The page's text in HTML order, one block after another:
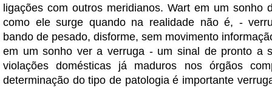
ligações com outros meridianos. Wart em um sonho
como ele surge quando na realidade não é, -
bando de pesado, disforme, sem movimento
em um sonho ver a verruga - um sinal de pronto a
violações domésticas já maduros nos órgãos
determinação do tipo de patologia é importante